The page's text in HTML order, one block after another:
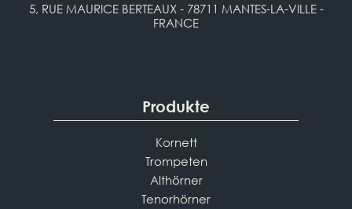
5, RUE MAURICE BERTEAUX - 78711 MANTES-LA-VILLE -
FRANCE
Produkte
Kornett
Trompeten
Althörner
Tenorhörner